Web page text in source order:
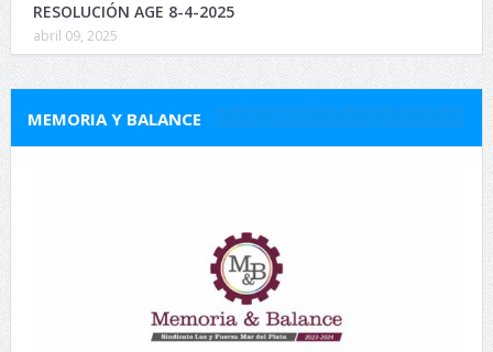
RESOLUCIÓN AGE 8-4-2025
abril 09, 2025
MEMORIA Y BALANCE